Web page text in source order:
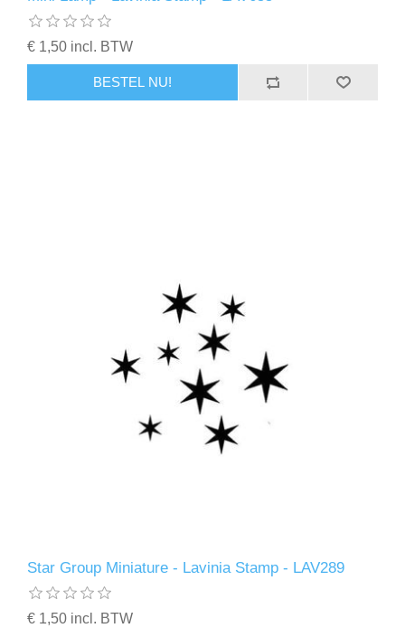
€ 1,50 incl. BTW
BESTEL NU!
Star Group Miniature - Lavinia Stamp - LAV289
€ 1,50 incl. BTW